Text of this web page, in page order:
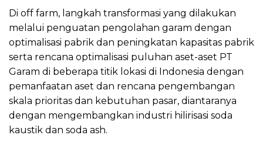
Di off farm, langkah transformasi yang dilakukan
melalui penguatan pengolahan garam dengan
optimalisasi pabrik dan peningkatan kapasitas pabrik
serta rencana optimalisasi puluhan aset-aset PT
Garam di beberapa titik lokasi di Indonesia dengan
pemanfaatan aset dan rencana pengembangan
skala prioritas dan kebutuhan pasar, diantaranya
dengan mengembangkan industri hilirisasi soda
kaustik dan soda ash.